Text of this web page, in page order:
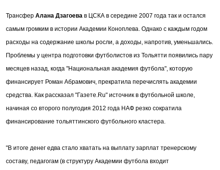
Трансфер Алана Дзагоева в ЦСКА в середине 2007 года так и остался
самым громким в истории Академии Коноплева. Однако с каждым годом
расходы на содержание школы росли, а доходы, напротив, уменьшались.
Проблемы у центра подготовки футболистов из Тольятти появились пару
месяцев назад, когда "Национальная академия футбола", которую
финансирует Роман Абрамович, прекратила перечислять академии
средства. Как рассказал "Газете.Ru" источник в футбольной школе,
начиная со второго полугодия 2012 года НАФ резко сократила
финансирование тольяттинского футбольного кластера.
"В итоге денег едва стало хватать на выплату зарплат тренерскому
составу, педагогам (в структуру Академии футбола входит